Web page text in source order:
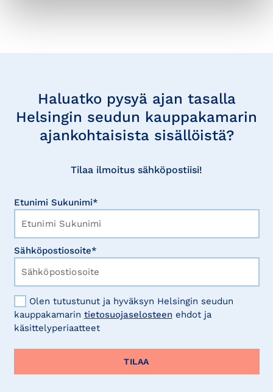
Haluatko pysyä ajan tasalla
Helsingin seudun kauppakamarin
ajankohtaisista sisällöistä?
Tilaa ilmoitus sähköpostiisi!
Etunimi Sukunimi*
Sähköpostiosoite*
Olen tutustunut ja hyväksyn Helsingin seudun
kauppakamarin tietosuojaselosteen ehdot ja
käsittelyperiaatteet